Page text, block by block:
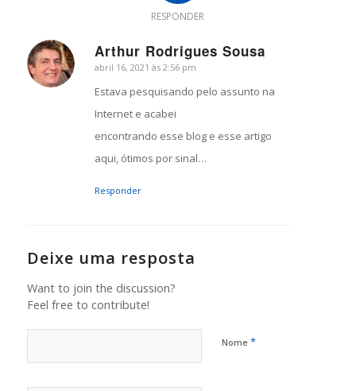
RESPONDER
Arthur Rodrigues Sousa
says:
abril 16, 2021 às 2:56 pm
Estava pesquisando pelo assunto na
Internet e acabei
encontrando esse blog e esse artigo
aqui, ótimos por sinal…
Responder
Deixe uma resposta
Want to join the discussion?
Feel free to contribute!
Nome *